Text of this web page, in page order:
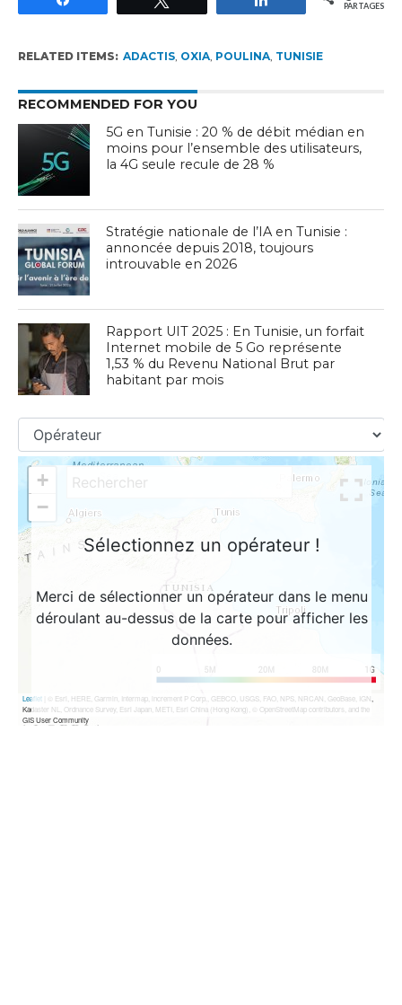
PARTAGES
RELATED ITEMS: ADACTIS, OXIA, POULINA, TUNISIE
RECOMMENDED FOR YOU
5G en Tunisie : 20 % de débit médian en
moins pour l’ensemble des utilisateurs,
la 4G seule recule de 28 %
Stratégie nationale de l’IA en Tunisie :
annoncée depuis 2018, toujours
introuvable en 2026
Rapport UIT 2025 : En Tunisie, un forfait
Internet mobile de 5 Go représente
1,53 % du Revenu National Brut par
habitant par mois